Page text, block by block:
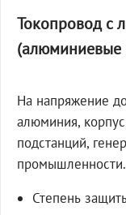
Токопровод с
(алюминиевые
На напряжение
алюминия,
подстанций,
промышленности.
Степень